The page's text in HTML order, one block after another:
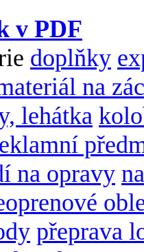
v PDF
doplňky
na
lehátka
na opravy
přeprava